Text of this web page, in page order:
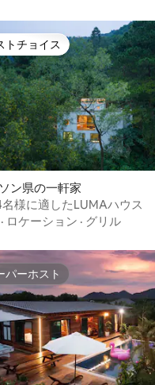
星中4.75つ星の平均評価
トチョイス
トチョイス
ン県の一軒家
様に適したLUMAハウス
· ロケーション · グリル
パーホスト
パーホスト